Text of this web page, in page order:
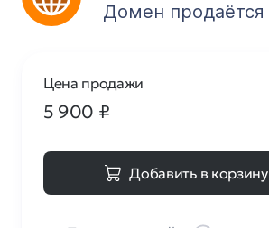
Домен продаётся
Цена продажи
5 900 ₽
Добавить в корзину